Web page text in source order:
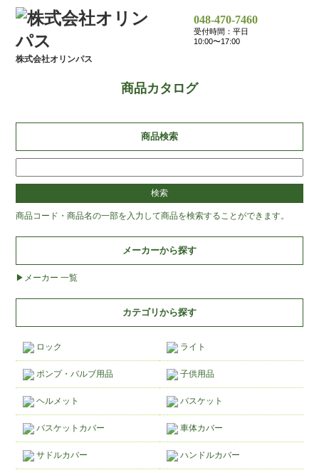
株式会社オリンパス
048-470-7460
受付時間：平日
10:00〜17:00
商品カタログ
商品検索
商品コード・商品名の一部を入力して商品を検索することができます。
メーカーから探す
メーカー 一覧
カテゴリから探す
ロック ライト
ポンプ・バルブ用品 子供用品
ヘルメット バスケット
バスケットカバー 車体カバー
サドルカバー ハンドルカバー